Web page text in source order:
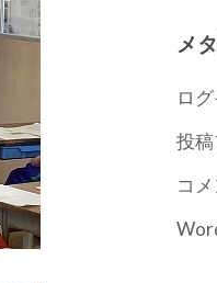
メ
ロ
投
コ